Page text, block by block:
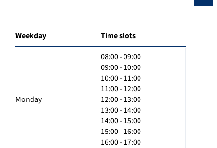
Weekday Time slots
Monday
08:00 - 09:00
09:00 - 10:00
10:00 - 11:00
11:00 - 12:00
12:00 - 13:00
13:00 - 14:00
14:00 - 15:00
15:00 - 16:00
16:00 - 17:00